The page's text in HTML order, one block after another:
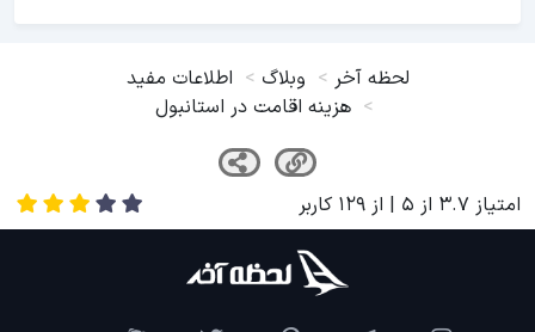
لحظه آخر وبلاگ
اطلاعات مفید
هزینه اقامت در استانبول
امتیاز 3.7 از 5 | از 129 کاربر